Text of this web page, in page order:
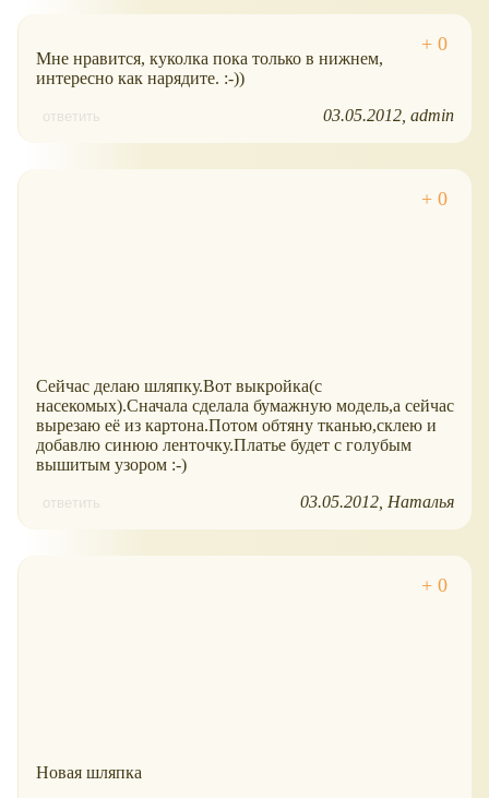
Мне нравится, куколка пока только в нижнем,
интересно как нарядите. :-))
ответить 03.05.2012 admin
Сейчас делаю шляпку.Вот выкройка(с
насекомых).Сначала сделала бумажную модель,а сейчас
вырезаю её из картона.Потом обтяну тканью,склею и
добавлю синюю ленточку.Платье будет с голубым
вышитым узором :-)
ответить 03.05.2012 Наталья
Новая шляпка